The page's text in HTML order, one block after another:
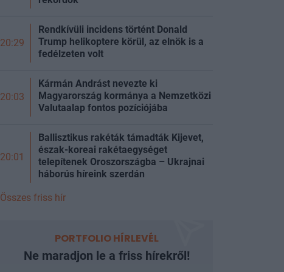
20:29
Rendkívüli incidens történt Donald
Trump helikoptere körül, az elnök is a
fedélzeten volt
20:03
Kármán Andrást nevezte ki
Magyarország kormánya a Nemzetközi
Valutaalap fontos pozíciójába
20:01
Ballisztikus rakéták támadták Kijevet,
észak-koreai rakétaegységet
telepítenek Oroszországba – Ukrajnai
háborús híreink szerdán
Összes friss hír
PORTFOLIO HÍRLEVÉL
Ne maradjon le a friss hírekről!